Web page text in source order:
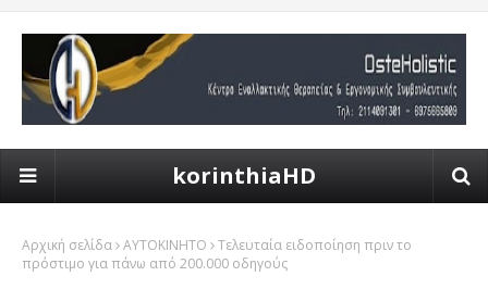
korinthiaHD
Αρχική σελίδα ΑΥΤΟΚΙΝΗΤΟ
Τελευταία ειδοποίηση πριν το
πρόστιμο για πάνω από 200.000 οδηγούς